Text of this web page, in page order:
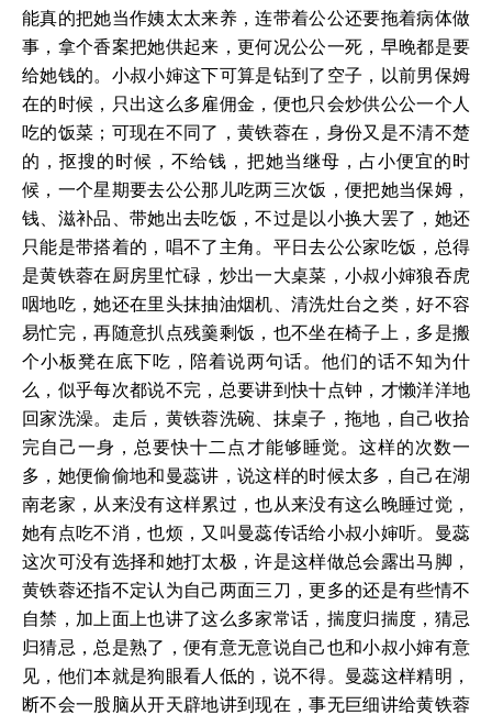
能真的把她当作姨太太来养，连带着公公还要拖着病体做
事，拿个香案把她供起来，更何况公公一死，早晚都是要
给她钱的。小叔小婶这下可算是钻到了空子，以前男保姆
在的时候，只出这么多雇佣金，便也只会炒供公公一个人
吃的饭菜；可现在不同了，黄铁蓉在，身份又是不清不楚
的，抠搜的时候，不给钱，把她当继母，占小便宜的时
候，一个星期要去公公那儿吃两三次饭，便把她当保姆，
钱、滋补品、带她出去吃饭，不过是以小换大罢了，她还
只能是带搭着的，唱不了主角。平日去公公家吃饭，总得
是黄铁蓉在厨房里忙碌，炒出一大桌菜，小叔小婶狼吞虎
咽地吃，她还在里头抹抽油烟机、清洗灶台之类，好不容
易忙完，再随意扒点残羹剩饭，也不坐在椅子上，多是搬
个小板凳在底下吃，陪着说两句话。他们的话不知为什
么，似乎每次都说不完，总要讲到快十点钟，才懒洋洋地
回家洗澡。走后，黄铁蓉洗碗、抹桌子，拖地，自己收拾
完自己一身，总要快十二点才能够睡觉。这样的次数一
多，她便偷偷地和曼蕊讲，说这样的时候太多，自己在湖
南老家，从来没有这样累过，也从来没有这么晚睡过觉，
她有点吃不消，也烦，又叫曼蕊传话给小叔小婶听。曼蕊
这次可没有选择和她打太极，许是这样做总会露出马脚，
黄铁蓉还指不定认为自己两面三刀，更多的还是有些情不
自禁，加上面上也讲了这么多家常话，揣度归揣度，猜忌
归猜忌，总是熟了，便有意无意说自己也和小叔小婶有意
见，他们本就是狗眼看人低的，说不得。曼蕊这样精明，
断不会一股脑从开天辟地讲到现在，事无巨细讲给黄铁蓉